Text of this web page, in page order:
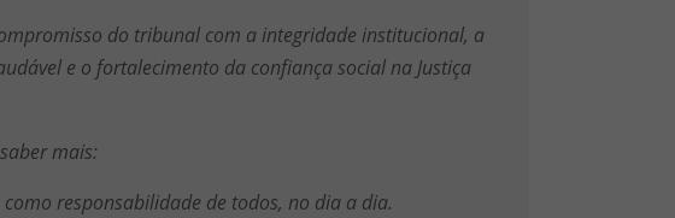
do tribunal com a integridade institucional, a
e o fortalecimento da confiança social na Justiça
mais:
responsabilidade de todos, no dia a dia.